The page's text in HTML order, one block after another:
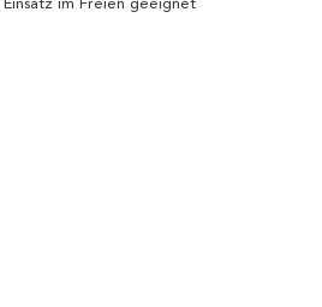
im Freien geeignet